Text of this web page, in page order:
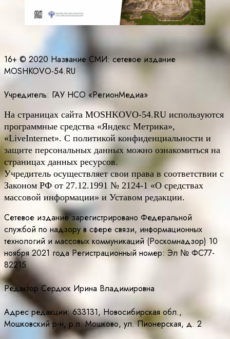
16+ © 2020 Название СМИ: cетевое издание
MOSHKOVO-54.RU
Учредитель: ГАУ НСО «РегионМедиа»
На страницах сайта MOSHKOVO-54.RU используются
программные средства «Яндекс Метрика»,
«LiveInternet». С политикой конфиденциальности и
защите персональных данных можно ознакомиться на
страницах данных ресурсов.
Учредитель осуществляет свои права в соответствии с
Законом РФ от 27.12.1991 № 2124-1 «О средствах
массовой информации» и Уставом редакции.
Сетевое издание зарегистрировано Федеральной
службой по надзору в сфере связи, информационных
технологий и массовых коммуникаций (Роскомнадзор) 10
ноября 2021 года Регистрационный номер: Эл № ФС77-
82215
Редактор Сердюк Ирина Владимировна
Адрес редакции: 633131, Новосибирская обл.,
Мошковский р-н, р.п. Мошково, ул. Пионерская, д. 2